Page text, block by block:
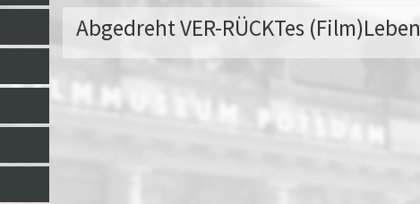
Abgedreht VER-RÜCKTes (Film)Leben